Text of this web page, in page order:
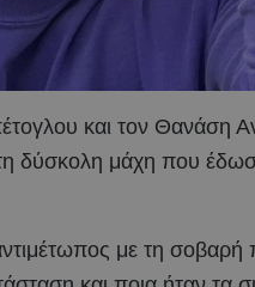
και τον Θανάση
τη δύσκολη μάχη που
με τη σοβαρή